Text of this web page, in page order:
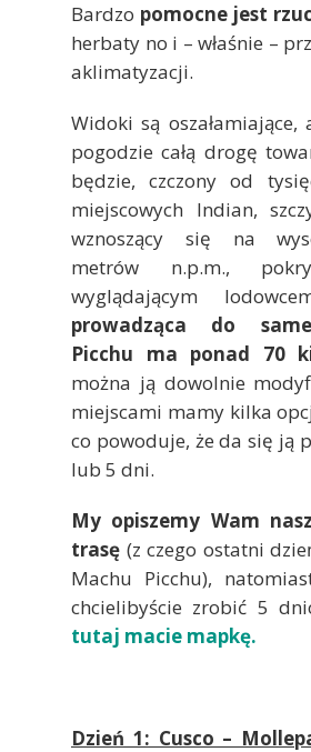
Bardzo pomocne jest
herbaty no i – właśnie –
aklimatyzacji.
Widoki są oszałamiające,
pogodzie całą drogę
będzie, czczony od
miejscowych Indian,
wznoszący się na
metrów n.p.m.,
wyglądającym
prowadząca do
Picchu ma ponad 70
można ją dowolnie
miejscami mamy kilka
co powoduje, że da się ją
lub 5 dni.
My opiszemy Wam
trasę (z czego ostatni
Machu Picchu),
chcielibyście zrobić 5
tutaj macie mapkę.
Dzień 1: Cusco –